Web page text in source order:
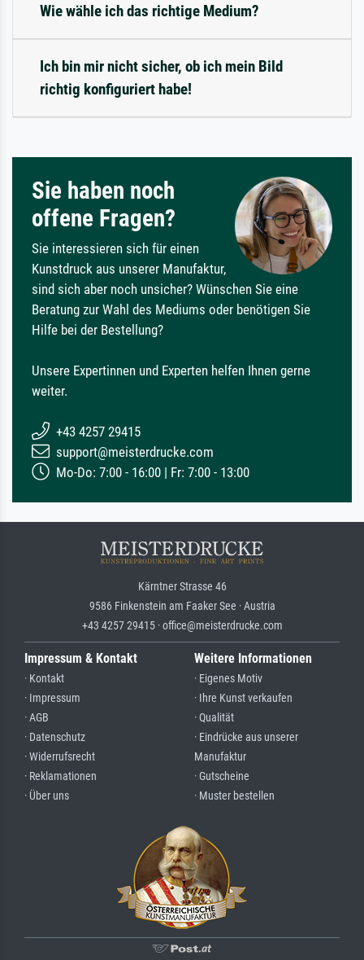
Wie wähle ich das richtige Medium?
Ich bin mir nicht sicher, ob ich mein Bild
richtig konfiguriert habe!
Sie haben noch
offene Fragen?
Sie interessieren sich für einen
Kunstdruck aus unserer Manufaktur,
sind sich aber noch unsicher? Wünschen Sie eine
Beratung zur Wahl des Mediums oder benötigen Sie
Hilfe bei der Bestellung?
Unsere Expertinnen und Experten helfen Ihnen gerne
weiter.
+43 4257 29415
support@meisterdrucke.com
Mo-Do: 7:00 - 16:00 | Fr: 7:00 - 13:00
Kärntner Strasse 46
9586 Finkenstein am Faaker See · Austria
+43 4257 29415 · office@meisterdrucke.com
Impressum & Kontakt
· Kontakt
· Impressum
· AGB
· Datenschutz
· Widerrufsrecht
· Reklamationen
· Über uns
Weitere Informationen
· Eigenes Motiv
· Ihre Kunst verkaufen
· Qualität
· Eindrücke aus unserer
Manufaktur
· Gutscheine
· Muster bestellen